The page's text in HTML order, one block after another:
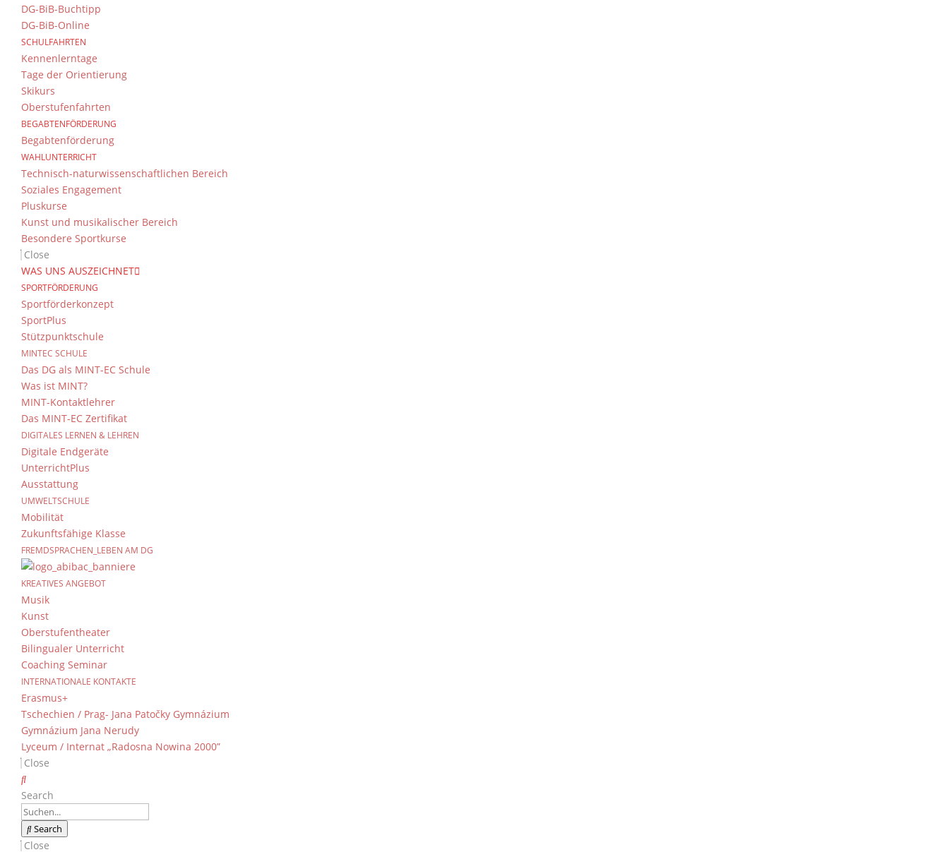
DG-BiB-Buchtipp
DG-BiB-Online
SCHULFAHRTEN
Kennenlerntage
Tage der Orientierung
Skikurs
Oberstufenfahrten
BEGABTENFÖRDERUNG
Begabtenförderung
WAHLUNTERRICHT
Technisch-naturwissenschaftlichen Bereich
Soziales Engagement
Pluskurse
Kunst und musikalischer Bereich
Besondere Sportkurse
Close
WAS UNS AUSZEICHNET
SPORTFÖRDERUNG
Sportförderkonzept
SportPlus
Stützpunktschule
MINTEC SCHULE
Das DG als MINT-EC Schule
Was ist MINT?
MINT-Kontaktlehrer
Das MINT-EC Zertifikat
DIGITALES LERNEN & LEHREN
Digitale Endgeräte
UnterrichtPlus
Ausstattung
UMWELTSCHULE
Mobilität
Zukunftsfähige Klasse
FREMDSPRACHEN_LEBEN AM DG
KREATIVES ANGEBOT
Musik
Kunst
Oberstufentheater
Bilingualer Unterricht
Coaching Seminar
INTERNATIONALE KONTAKTE
Erasmus+
Tschechien / Prag- Jana Patočky Gymnázium
Gymnázium Jana Nerudy
Lyceum / Internat „Radosna Nowina 2000”
Close
Search
Search
Close
12 neue DFB Junior Coaches am Dientzenhofer
Gymnasium
Im Rahmen ihres P-Seminars absolvierten 12 Schüler des DG erfolgreich ihre Ausbildung zum DFB Junior Coach. Dazu
herzlichen Glückwunsch. Am Mittwoch, den 20.12.2023 bekamen sie ihre Zertifikate überreicht.
und bekamen dadurch sehr interessante Einblicke. Hier wurde ihnen vermittelt, wie man Trainingseinheiten planen
und durchführen kann, welche Werte Trainer verkörpern bzw. wie sie ihrer Vorbildfunktion gerecht werden können,
was man beim Umgang mit Kindern in den verschiedenen Entwicklungsstufen beachten muss. Außerdem wurden